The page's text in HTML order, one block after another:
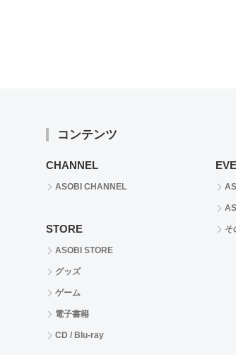
コンテンツ
CHANNEL
ASOBI CHANNEL
STORE
ASOBI STORE
グッズ
ゲーム
電子書籍
CD / Blu-ray
そ